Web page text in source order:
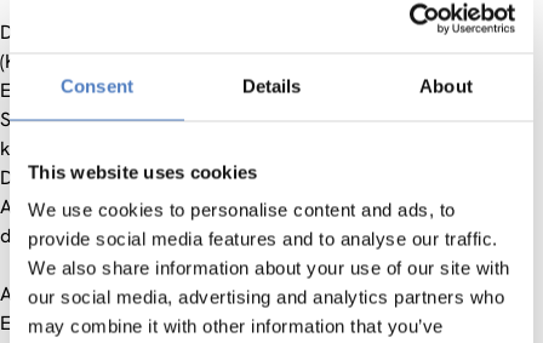
Consent Details About
This website uses cookies
We use cookies to personalise content and ads, to
provide social media features and to analyse our traffic.
We also share information about your use of our site with
our social media, advertising and analytics partners who
may combine it with other information that you’ve
Das Evaluierungskonzept ist so gestaltet, dass zu Beginn
(Kick-off Meeting) ebenso wie im gesamten Verlauf der
Evaluierung ein enger Austausch mit der FFG stattfindet.
Soweit dies für den Erfolg der Evaluierung zweckmäßig ist,
können Detailentscheidungen über die Planung und
Durchführung der einzelnen Arbeitspakete und
Arbeitsschritte im Dialog mit der FFG getroffen und im Zuge
der Evaluierung angepasst werden.
Anbei findet sich der Endbericht ebenso wie die ex-post
Evaluierung.